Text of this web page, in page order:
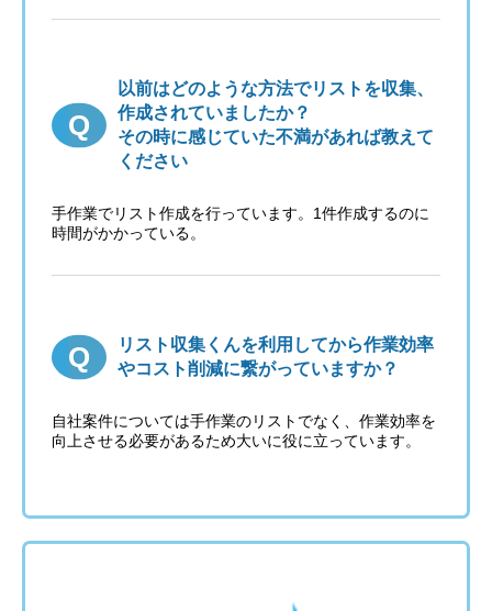
以前はどのような方法でリストを収集、
作成されていましたか？
その時に感じていた不満があれば教えて
ください
手作業でリスト作成を行っています。1件作成するのに
時間がかかっている。
リスト収集くんを利用してから作業効率
やコスト削減に繋がっていますか？
自社案件については手作業のリストでなく、作業効率を
向上させる必要があるため大いに役に立っています。